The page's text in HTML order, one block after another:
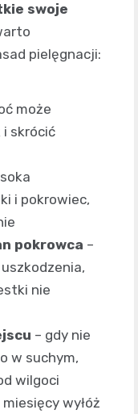
swoje
pielęgnacji:
może
skrócić
i pokrowiec,
pokrowca –
nie
– gdy nie
w suchym,
wilgoci
wyłóż